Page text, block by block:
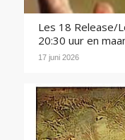
Les 18 Release/
20:30 uur en
17 juni 2026